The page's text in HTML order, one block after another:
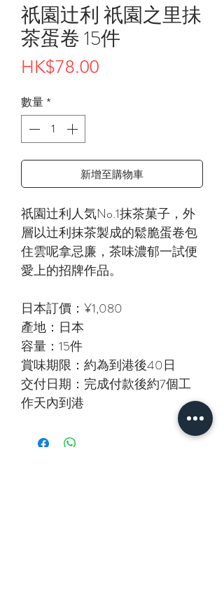
祇園辻利 祇園之里抺
茶蛋卷 15件
HK$78.00
數量 *
新增至購物車
祇園辻利人気No.1抹茶菓子，外
層以辻利抹茶製成的鬆脆蛋卷包
住雲呢拿忌廉，茶味濃郁一試便
愛上的招牌作品。
日本訂價：¥1,080
產地：日本
容量：15件
賞味期限：約為到港後40日
交付日期：完成付款後約7個工
作天內到港